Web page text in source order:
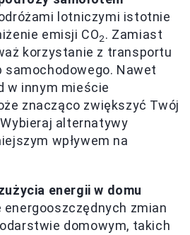
lotniczymi istotnie
emisji CO2. Zamiast
korzystanie z transportu
samochodowego. Nawet
w innym mieście
znacząco zwiększyć Twój
alternatywy
wpływem na
energii w domu
energooszczędnych zmian
domowym, takich